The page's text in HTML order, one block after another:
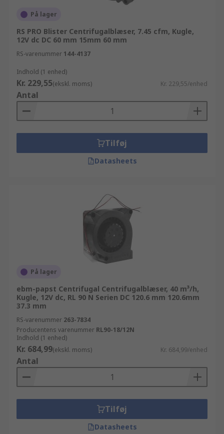
På lager
RS PRO Blister Centrifugalblæser, 7.45 cfm, Kugle,
12V dc DC 60 mm 15mm 60 mm
RS-varenummer 144-4137
Indhold (1 enhed)
Kr. 229,55(ekskl. moms) Kr. 229,55/enhed
Antal
Tilføj
Datasheets
På lager
ebm-papst Centrifugal Centrifugalblæser, 40 m³/h,
Kugle, 12V dc, RL 90 N Serien DC 120.6 mm 120.6mm
37.3 mm
RS-varenummer 263-7834
Producentens varenummer RL90-18/12N
Indhold (1 enhed)
Kr. 684,99(ekskl. moms) Kr. 684,99/enhed
Antal
Tilføj
Datasheets